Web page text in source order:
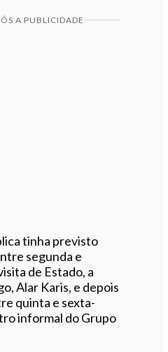
A PUBLICIDADE
tinha previsto
segunda e
de Estado, a
Alar Karis, e depois
quinta e sexta-
informal do Grupo